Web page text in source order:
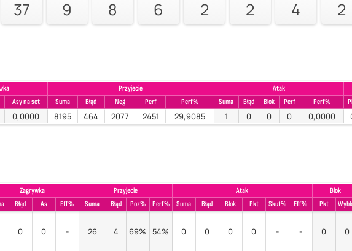
37 9 8 6 2 2 4 2
Przyjecie
Atak
Asy na set Suma Błąd Neg Perf Perf% Suma Błąd Blok Perf Perf%
0,0000 8195 464 2077 2451 29,9085 1 0 0 0 0,0000
Zagrywka Przyjecie Atak
Blok
Błąd As Eff% Suma Błąd Poz% Perf% Suma Błąd Blok Pkt Skut% Eff% Pkt
0 0 - 26 4 69% 54% 0 0 0 0 - - 0 0